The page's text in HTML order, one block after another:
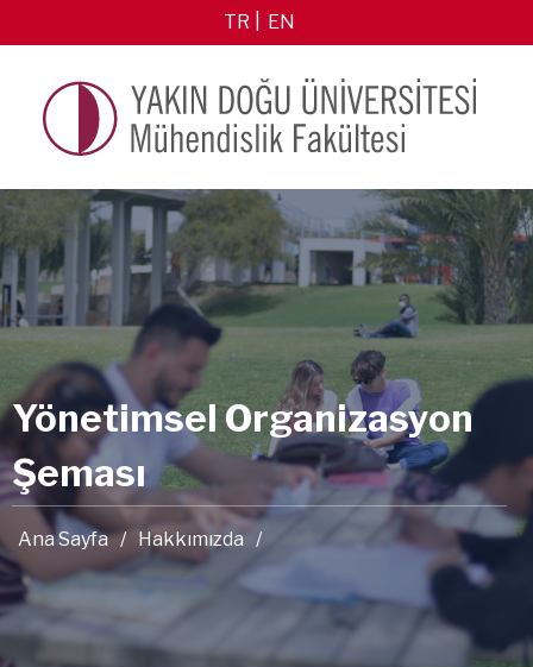
TR EN
Yönetimsel Organizasyon
Şeması
Ana Sayfa / Hakkımızda /